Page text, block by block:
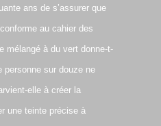
ans de s’assurer que
au cahier des
mélangé à du vert donne-t-
personne sur douze ne
elle à créer la
une teinte précise à